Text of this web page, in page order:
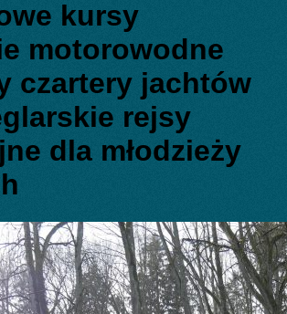
kursy
motorowodne
czartery jachtów
rejsy
dla młodzieży